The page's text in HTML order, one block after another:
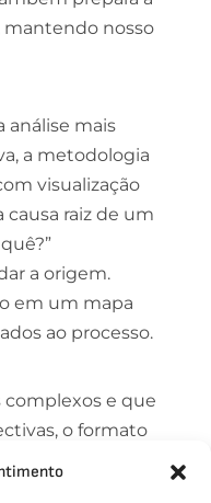
mantendo nosso
análise mais
a metodologia
visualização
causa raiz de um
a origem.
em um mapa
ao processo.
complexos e que
o formato